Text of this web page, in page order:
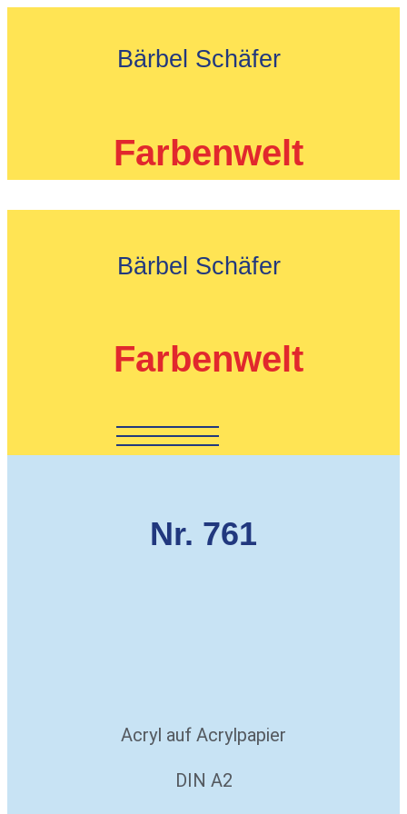
Bärbel Schäfer
Farbenwelt
Bärbel Schäfer
Farbenwelt
Nr. 761
Acryl auf Acrylpapier
DIN A2